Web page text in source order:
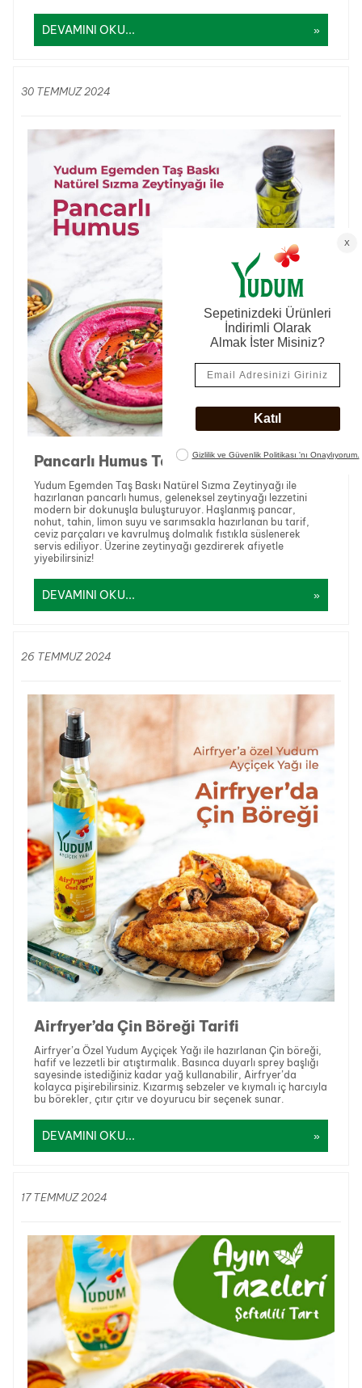
DEVAMINI OKU...
30 TEMMUZ 2024
Pancarlı Humus Tarifi
Yudum Egemden Taş Baskı Natürel Sızma Zeytinyağı ile
hazırlanan pancarlı humus, geleneksel zeytinyağı lezzetini
modern bir dokunuşla buluşturuyor. Haşlanmış pancar,
nohut, tahin, limon suyu ve sarımsakla hazırlanan bu tarif,
ceviz parçaları ve kavrulmuş dolmalık fıstıkla süslenerek
servis ediliyor. Üzerine zeytinyağı gezdirerek afiyetle
yiyebilirsiniz!
DEVAMINI OKU...
26 TEMMUZ 2024
Airfryer’da Çin Böreği Tarifi
Airfryer’a Özel Yudum Ayçiçek Yağı ile hazırlanan Çin böreği,
hafif ve lezzetli bir atıştırmalık. Basınca duyarlı sprey başlığı
sayesinde istediğiniz kadar yağ kullanabilir, Airfryer’da
kolayca pişirebilirsiniz. Kızarmış sebzeler ve kıymalı iç harcıyla
bu börekler, çıtır çıtır ve doyurucu bir seçenek sunar.
DEVAMINI OKU...
17 TEMMUZ 2024